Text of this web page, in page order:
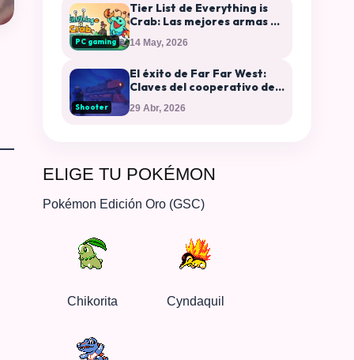
PC gaming
Tier List de Everything is
Crab: Las mejores armas y
14 May, 2026
Shooter
El éxito de Far Far West:
Claves del cooperativo del
disponibles
29 Abr, 2026
ELIGE TU POKÉMON
Pokémon Edición Oro (GSC)
Chikorita Cyndaquil